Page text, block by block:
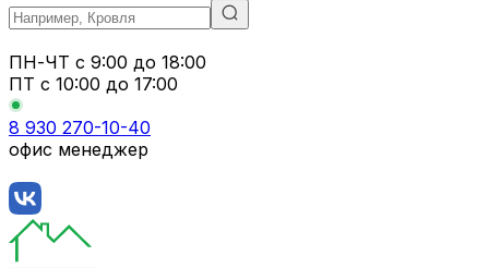
ПН-ЧТ с 9:00 до 18:00
ПТ с 10:00 до 17:00
8 930 270-10-40
офис менеджер